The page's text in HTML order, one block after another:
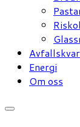
Energi
Om oss